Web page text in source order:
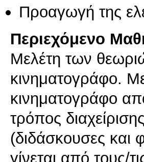
Προαγωγή της
Περιεχόμενο
Μελέτη των
κινηματογράφο.
κινηματογράφο
τρόπος
(διδάσκουσες και
γίνεται από τους/